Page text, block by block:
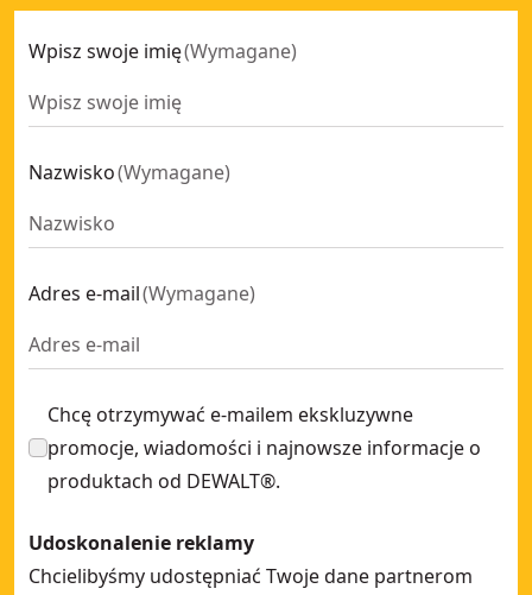
Wpisz swoje imię(Wymagane)
Nazwisko(Wymagane)
Adres e-mail(Wymagane)
Chcę otrzymywać e-mailem ekskluzywne
promocje, wiadomości i najnowsze informacje o
produktach od DEWALT®.
Udoskonalenie reklamy
Chcielibyśmy udostępniać Twoje dane partnerom